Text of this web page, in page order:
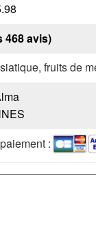
468 avis)
fruits de
: